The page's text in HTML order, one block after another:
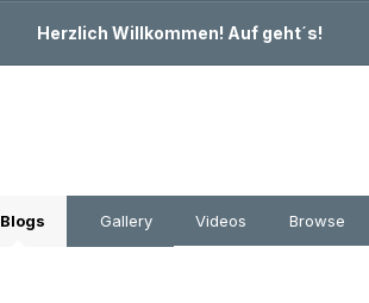
Herzlich Willkommen! Auf geht´s!
Blogs Gallery Videos Browse